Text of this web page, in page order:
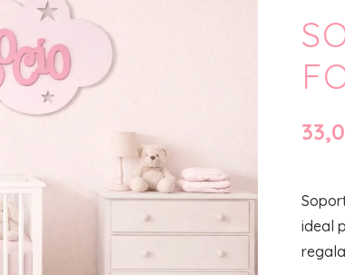
ideal